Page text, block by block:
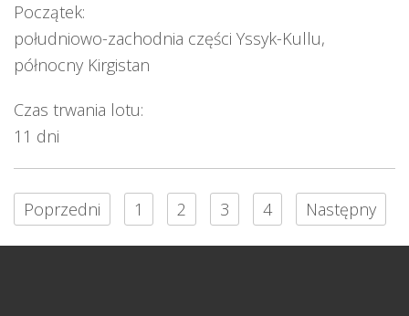
Początek:
południowo-zachodnia części Yssyk-Kullu,
północny Kirgistan
Czas trwania lotu:
11 dni
Poprzedni 1 2 3 4 Następny